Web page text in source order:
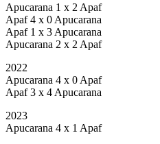
Apucarana 1 x 2 Apaf
Apaf 4 x 0 Apucarana
Apaf 1 x 3 Apucarana
Apucarana 2 x 2 Apaf
2022
Apucarana 4 x 0 Apaf
Apaf 3 x 4 Apucarana
2023
Apucarana 4 x 1 Apaf